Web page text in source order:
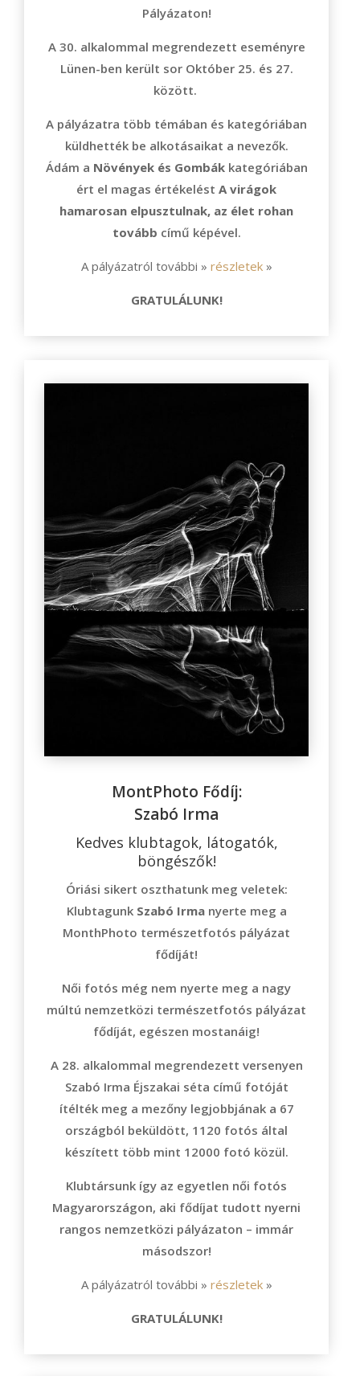
Pályázaton!
A 30. alkalommal megrendezett eseményre
Lünen-ben került sor Október 25. és 27.
között.
A pályázatra több témában és kategóriában
küldhették be alkotásaikat a nevezők.
Ádám a Növények és Gombákkategóriában
ért el magas értékeléstA virágok
hamarosan elpusztulnak, az élet rohan
tovább című képével.
A pályázatról további » részletek»
GRATULÁLUNK!
MontPhoto Fődíj:
Szabó Irma
Kedves klubtagok, látogatók,
böngészők!
Óriási sikert oszthatunk meg veletek:
KlubtagunkSzabó Irma nyerte meg a
MonthPhoto természetfotós pályázat
fődíját!
Női fotós még nem nyerte meg a nagy
múltú nemzetközi természetfotós pályázat
fődíját, egészen mostanáig!
A 28. alkalommal megrendezett versenyen
Szabó Irma Éjszakai séta című fotóját
ítélték meg a mezőny legjobbjának a 67
országból beküldött, 1120 fotós által
készített több mint 12000 fotó közül.
Klubtársunk így az egyetlen női fotós
Magyarországon, aki fődíjat tudott nyerni
rangos nemzetközi pályázaton – immár
másodszor!
A pályázatról további » részletek»
GRATULÁLUNK!